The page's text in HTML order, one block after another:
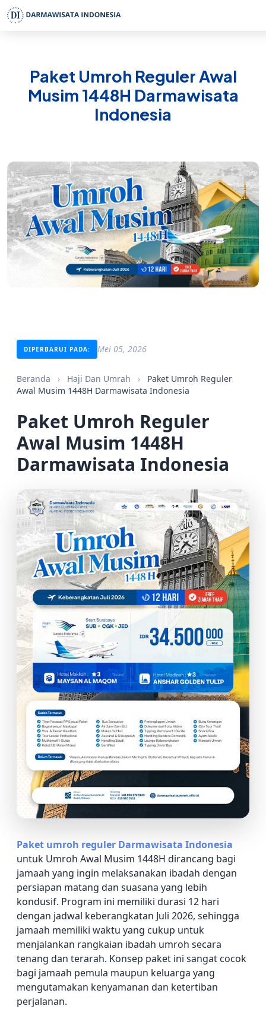
Paket Umroh Reguler Awal
Musim 1448H Darmawisata
Indonesia
DIPERBARUI PADA: Mei 05, 2026
Beranda › Haji Dan Umrah ›
Paket Umroh Reguler
Awal Musim 1448H Darmawisata Indonesia
Paket Umroh Reguler
Awal Musim 1448H
Darmawisata Indonesia
Paket umroh reguler Darmawisata Indonesia
untuk Umroh Awal Musim 1448H dirancang bagi
jamaah yang ingin melaksanakan ibadah dengan
persiapan matang dan suasana yang lebih
kondusif. Program ini memiliki durasi 12 hari
dengan jadwal keberangkatan Juli 2026, sehingga
jamaah memiliki waktu yang cukup untuk
menjalankan rangkaian ibadah umroh secara
tenang dan terarah. Konsep paket ini sangat cocok
bagi jamaah pemula maupun keluarga yang
mengutamakan kenyamanan dan ketertiban
perjalanan.